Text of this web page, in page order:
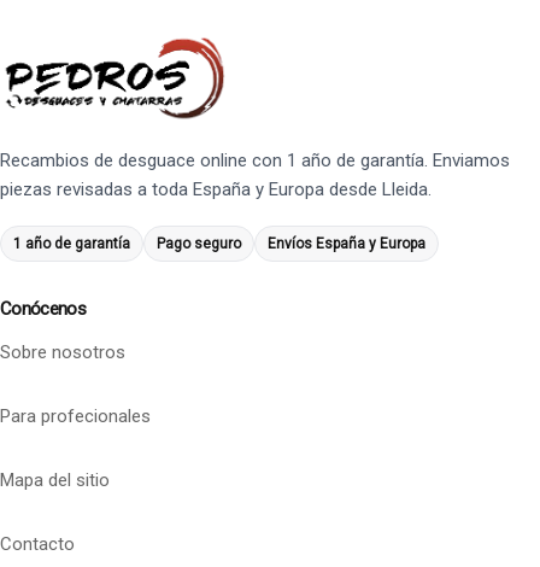
Recambios de desguace online con 1 año de garantía. Enviamos
piezas revisadas a toda España y Europa desde Lleida.
1 año de garantía Pago seguro Envíos España y Europa
Conócenos
Sobre nosotros
Para profecionales
Mapa del sitio
Contacto